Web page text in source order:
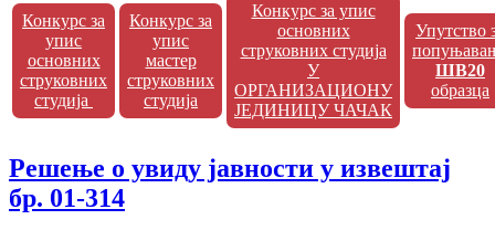
Конкурс за
упис
основних
струковних
студија
Конкурс за
упис
мастер
струковних
студија
Конкурс за упис
основних
струковних студија
У
ОРГАНИЗАЦИОНУ
ЈЕДИНИЦУ ЧАЧАК
Упутство
ШВ20
образца
Решење о увиду јавности у извештај
бр. 01-314